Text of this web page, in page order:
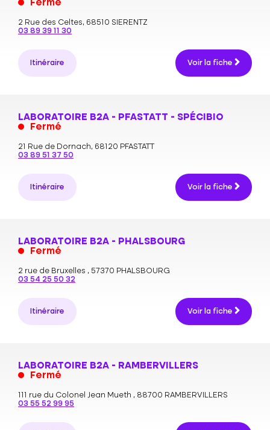
Fermé
2 Rue des Celtes, 68510 SIERENTZ
03 89 39 11 30
Itinéraire Voir la fiche
LABORATOIRE B2A - PFASTATT - SPÉCIBIO
Fermé
21 Rue de Dornach, 68120 PFASTATT
03 89 51 37 50
Itinéraire Voir la fiche
LABORATOIRE B2A - PHALSBOURG
Fermé
2 rue de Bruxelles , 57370 PHALSBOURG
03 54 25 50 32
Itinéraire Voir la fiche
LABORATOIRE B2A - RAMBERVILLERS
Fermé
111 rue du Colonel Jean Mueth , 88700 RAMBERVILLERS
03 55 52 99 95